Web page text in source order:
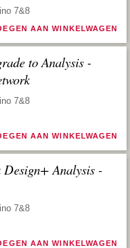
7&8
AAN WINKELWAGEN
to Analysis -
7&8
AAN WINKELWAGEN
Analysis -
7&8
AAN WINKELWAGEN